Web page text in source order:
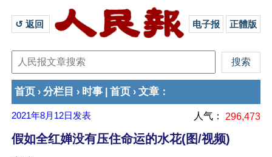
↺ 返回 电子报 正體版
首页 › 分栏目 › 时事 首页 › 文章 ：
2021年8月12日 发表 人气： 296,473
假如全红婵没有压住命运的水花(图/视频)